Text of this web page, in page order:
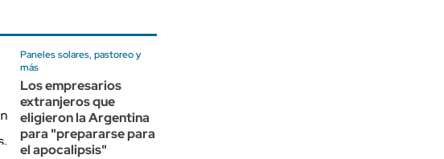
Paneles solares, pastoreo y
más
Los empresarios
extranjeros que
eligieron la Argentina
para "prepararse para
el apocalipsis"